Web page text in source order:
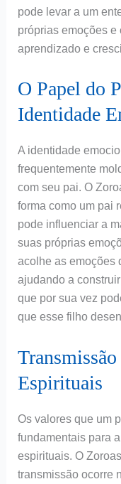
pode levar a um
próprias emoções e
aprendizado e
O Papel do
Identidade
A identidade
frequentemente
com seu pai. O
forma como um pai
pode influenciar a
suas próprias
acolhe as emoções
ajudando a
que por sua vez
que esse filho
Espirituais
Os valores que um
fundamentais para
espirituais. O
transmissão ocorre